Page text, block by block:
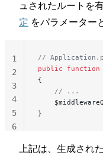
ュされたルートを
定 をパラメーター
//
public function
{
    // ...
}
1
2
3
4
5
6
上記は、生成され